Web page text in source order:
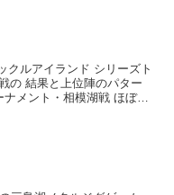
ランド シリーズト
ター